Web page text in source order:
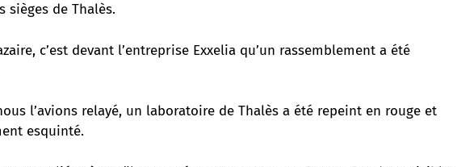
sièges de Thalès.
c’est devant l’entreprise Exxelia qu’un rassemblement a été
l’avions relayé, un laboratoire de Thalès a été repeint en rouge et
esquinté.